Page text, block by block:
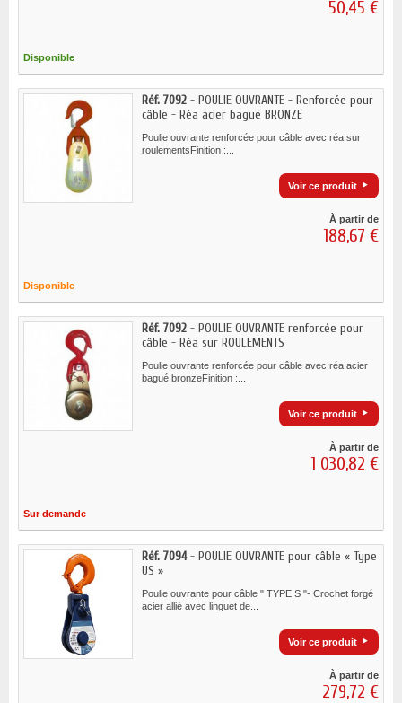
50,45 €
Disponible
Réf. 7092 - POULIE OUVRANTE - Renforcée pour
câble - Réa acier bagué BRONZE
Poulie ouvrante renforcée pour câble avec réa sur
roulementsFinition :...
Voir ce produit
À partir de
188,67 €
Disponible
Réf. 7092 - POULIE OUVRANTE renforcée pour
câble - Réa sur ROULEMENTS
Poulie ouvrante renforcée pour câble avec réa acier
bagué bronzeFinition :...
Voir ce produit
À partir de
1 030,82 €
Sur demande
Réf. 7094- POULIE OUVRANTE pour câble « Type
US »
Poulie ouvrante pour câble " TYPE S "- Crochet forgé
acier allié avec linguet de...
Voir ce produit
À partir de
279,72 €